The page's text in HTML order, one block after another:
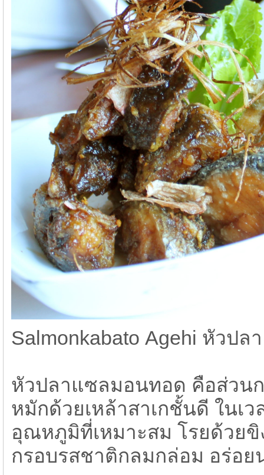
Salmonkabato Agehi หัวป
หัวปลาแซลมอนทอด คือส่วน
หมักด้วยเหล้าสาเกชั้นดี ในเ
อุณหภูมิที่เหมาะสม โรยด้วย
กรอบรสชาติกลมกล่อม อร่อย